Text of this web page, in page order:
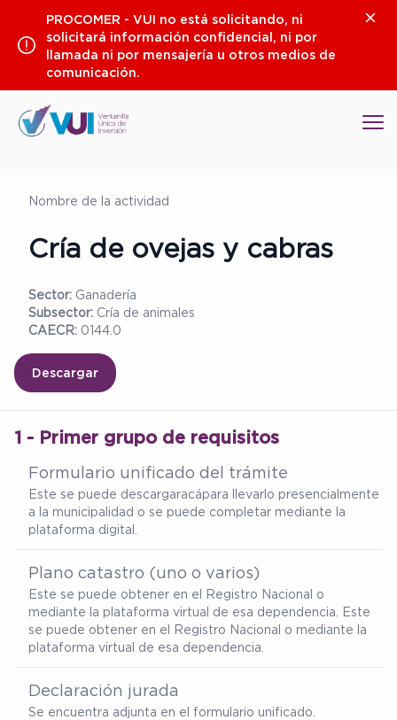
contenido
PROCOMER - VUI no está solicitando, ni
solicitará información confidencial, ni por
llamada ni por mensajería u otros medios de
comunicación.
Nombre de la actividad
Cría de ovejas y cabras
Sector: Ganadería
Subsector: Cría de animales
CAECR: 0144.0
Descargar
1 - Primer grupo de requisitos
Formulario unificado del trámite
Este se puede descargaracápara llevarlo presencialmente
a la municipalidad o se puede completar mediante la
plataforma digital.
Plano catastro (uno o varios)
Este se puede obtener en el Registro Nacional o
mediante la plataforma virtual de esa dependencia. Este
se puede obtener en el Registro Nacional o mediante la
plataforma virtual de esa dependencia.
Declaración jurada
Se encuentra adjunta en el formulario unificado.